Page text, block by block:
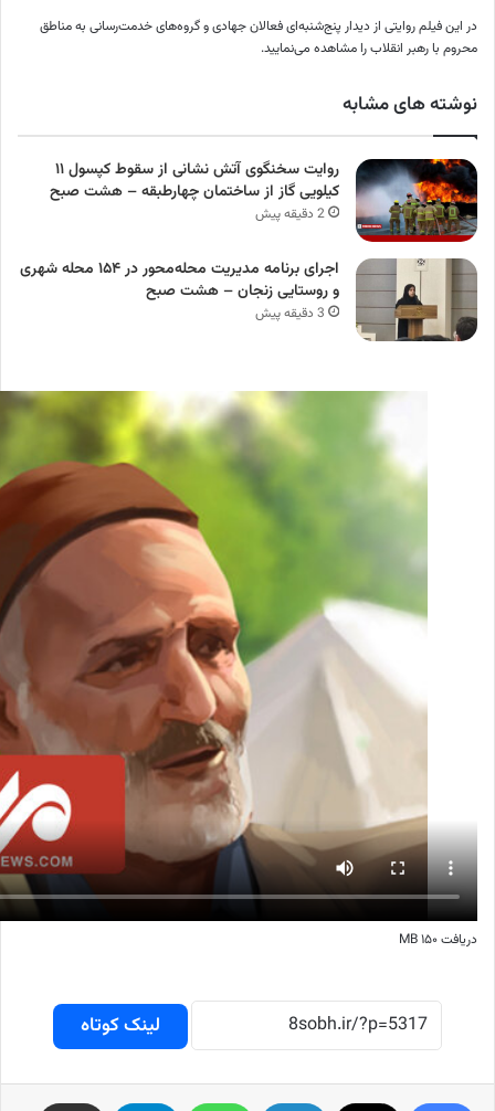
در این فیلم روایتی از دیدار پنج‌شنبه‌ای فعالان جهادی و گروه‌های خدمت‌رسانی به مناطق
محروم با رهبر انقلاب را مشاهده می‌نمایید.
نوشته های مشابه
روایت سخنگوی آتش نشانی از سقوط کپسول ۱۱
کیلویی گاز از ساختمان چهارطبقه – هشت صبح
2 دقیقه پیش
اجرای برنامه مدیریت محله‌محور در ۱۵۴ محله شهری
و روستایی زنجان – هشت صبح
3 دقیقه پیش
دریافت ۱۵۰ MB
لینک کوتاه